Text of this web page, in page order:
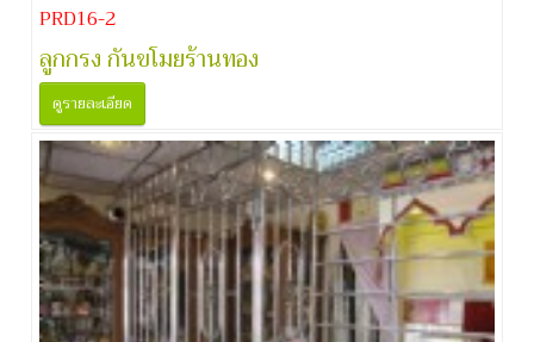
PRD16-2
ลูกกรง กันขโมยร้านทอง
ดูรายละเอียด